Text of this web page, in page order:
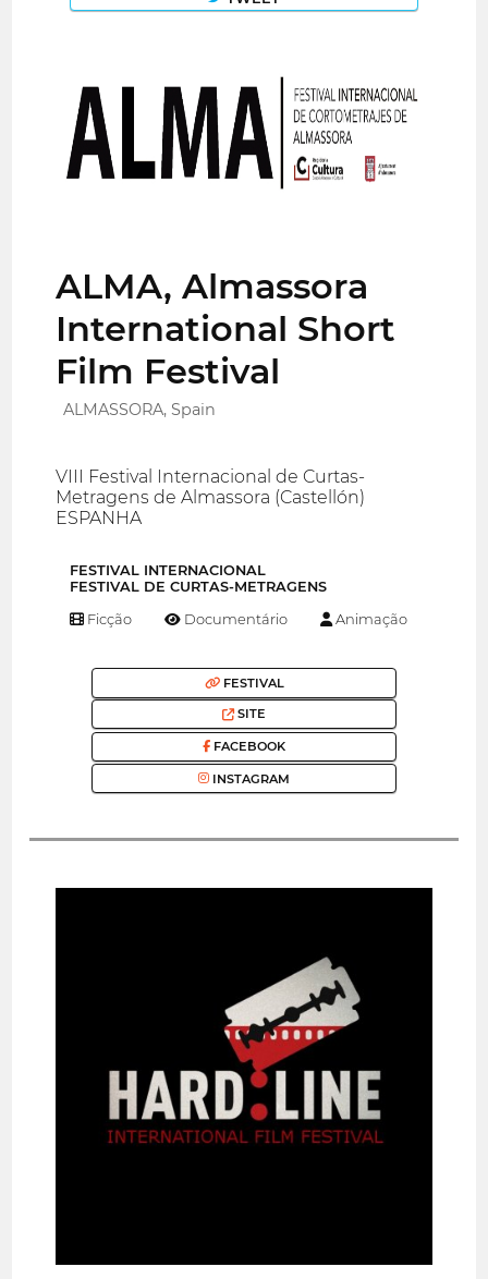
ALMA, Almassora
International Short
Film Festival
ALMASSORA, Spain
VIII Festival Internacional de Curtas-
Metragens de Almassora (Castellón)
ESPANHA
FESTIVAL INTERNACIONAL
FESTIVAL DE CURTAS-METRAGENS
Ficção Documentário Animação
FESTIVAL
SITE
FACEBOOK
INSTAGRAM